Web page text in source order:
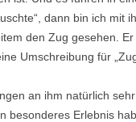
dann bin ich mit
den Zug gesehen.
Umschreibung für
an ihm natürlich
besonderes Erlebnis